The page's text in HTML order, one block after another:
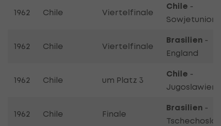
1962 Chile Viertelfinale
Chile -
1962 Chile Viertelfinale
Brasilien -
England
1962 Chile um Platz 3
Chile -
1962 Chile Finale
Brasilien -